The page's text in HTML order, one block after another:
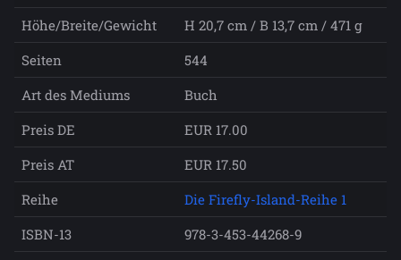
Höhe/Breite/Gewicht
H 20,7 cm / B 13,7 cm / 471 g
Seiten
544
Art des Mediums
Buch
Preis DE
EUR 17.00
Preis AT
EUR 17.50
Reihe
Die Firefly-Island-Reihe 1
ISBN-13
978-3-453-44268-9